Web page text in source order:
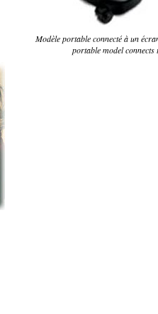
Modèle portable connecté à un
portable model connects